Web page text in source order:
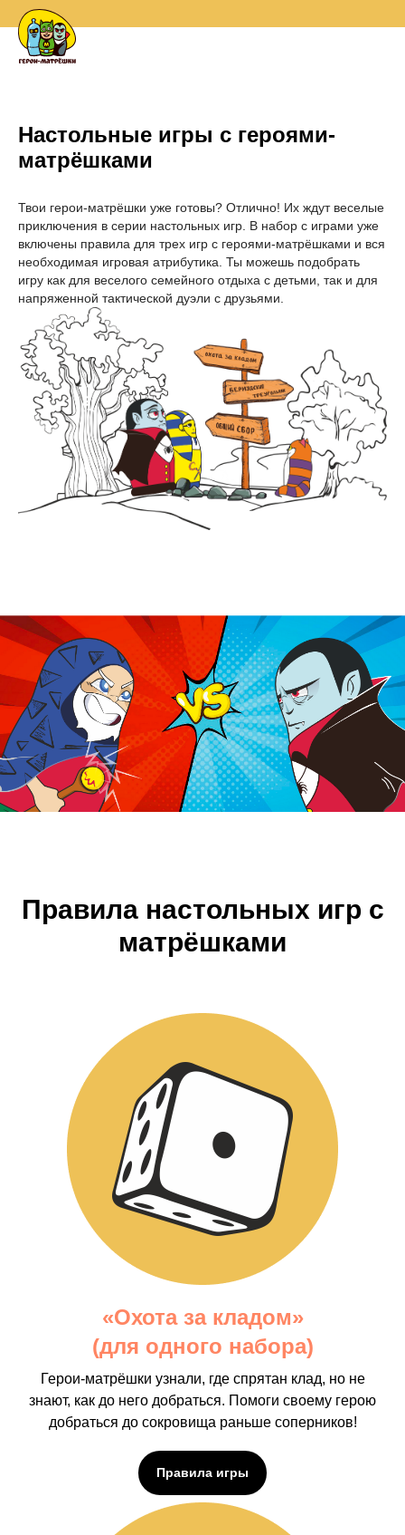
Настольные игры с героями-
матрёшками
Твои герои-матрёшки уже готовы? Отлично! Их ждут веселые
приключения в серии настольных игр. В набор с играми уже
включены правила для трех игр с героями-матрёшками и вся
необходимая игровая атрибутика. Ты можешь подобрать
игру как для веселого семейного отдыха с детьми, так и для
напряженной тактической дуэли с друзьями.
Правила настольных игр с
матрёшками
«Охота за кладом»
(для одного набора)
Герои-матрёшки узнали, где спрятан клад, но не
знают, как до него добраться. Помоги своему герою
добраться до сокровища раньше соперников!
Правила игры